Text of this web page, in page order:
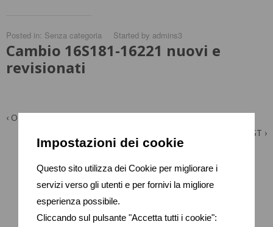
Impostazioni dei cookie
Questo sito utilizza dei Cookie per migliorare i
servizi verso gli utenti e per fornivi la migliore
esperienza possibile.
Cliccando sul pulsante "Accetta tutti i cookie":
16S181-
16221
NUOVI
E
Posted in: Senza categoria Started by admins3
Cambio 16S181-16221 nuovi e
revisionati
‹ OLDER POST
NEWER POST ›